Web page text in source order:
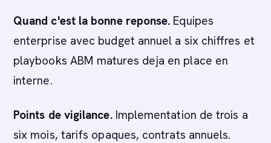
Quand c'est la bonne reponse. Equipes
enterprise avec budget annuel a six chiffres et
playbooks ABM matures deja en place en
interne.
Points de vigilance.Implementation de trois a
six mois, tarifs opaques, contrats annuels.